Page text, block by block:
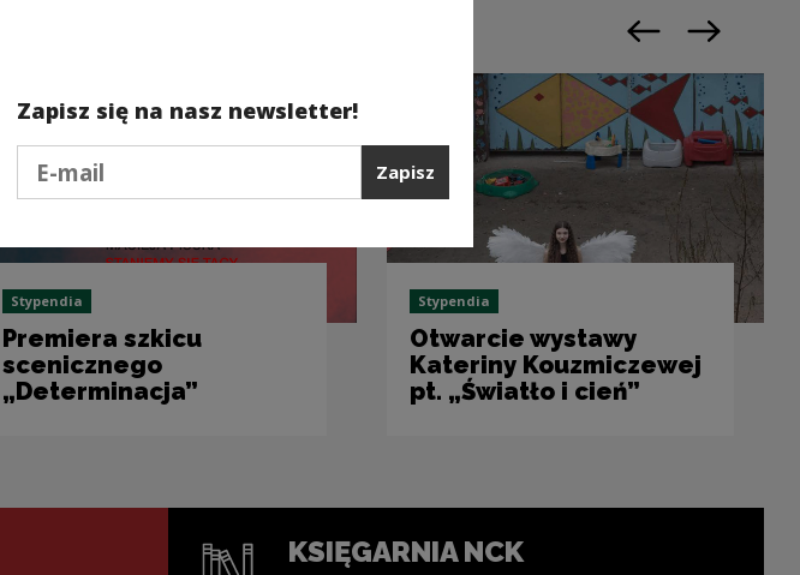
Stypendia
Premiera szkicu
scenicznego
„Determinacja”
Stypendia
Otwarcie wystawy
Kateriny Kouzmiczewej
pt. „Światło i cień”
Poprzedni slajd
Następny
KSIĘGARNIA NCK
Zapisz się na nasz newsletter!
Zapisz